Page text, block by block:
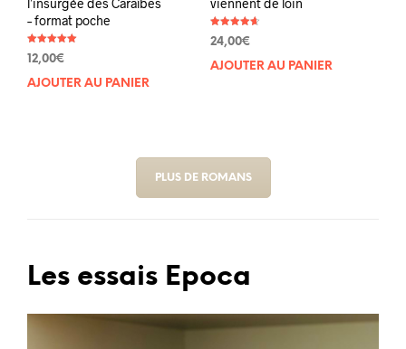
– format poche
5.00
12,00€
AJOUTER AU PANIER
4.67
24,00€
AJOUTER AU PANIER
PLUS DE ROMANS
Les essais Epoca